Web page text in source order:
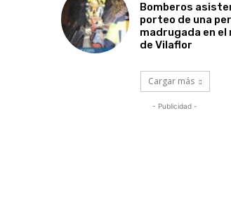
Bomberos
porteo de una
madrugada en el
de Vilaflor
Cargar más
- Publicidad -